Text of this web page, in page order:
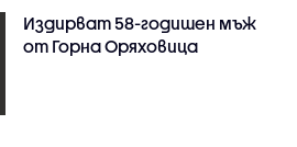
Издирват 58-годишен мъж
от Горна Оряховица